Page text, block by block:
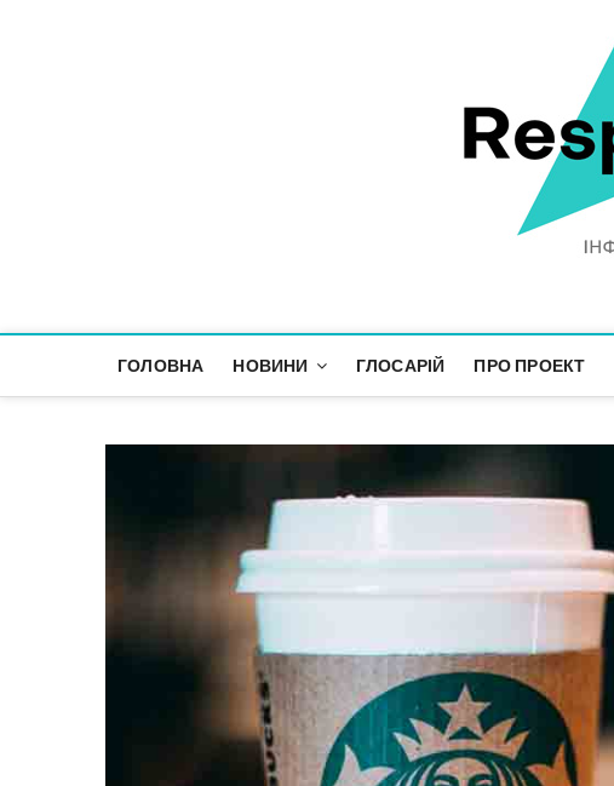
ГОЛОВНА НОВИНИ ГЛОСАРІЙ ПРО ПРОЕКТ